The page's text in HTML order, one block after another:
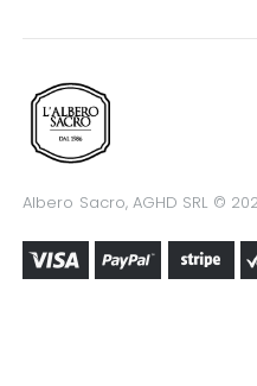
Albero Sacro, AGHD SRL ©